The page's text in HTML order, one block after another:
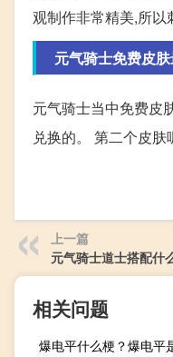
观制作非常精美,所以
元气骑士免费皮
元气骑士当中免费皮
兑换的。 第二个皮肤
上一篇
元气骑士道士搭配什
相关问题
爆电平什么梗？爆电平